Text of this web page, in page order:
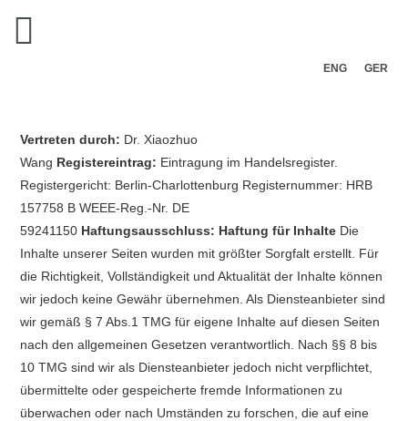
ENG GER
Vertreten durch: Dr. Xiaozhuo
Wang Registereintrag: Eintragung im Handelsregister.
Registergericht: Berlin-Charlottenburg Registernummer: HRB
157758 B WEEE-Reg.-Nr. DE
59241150 Haftungsausschluss: Haftung für Inhalte Die
Inhalte unserer Seiten wurden mit größter Sorgfalt erstellt. Für
die Richtigkeit, Vollständigkeit und Aktualität der Inhalte können
wir jedoch keine Gewähr übernehmen. Als Diensteanbieter sind
wir gemäß § 7 Abs.1 TMG für eigene Inhalte auf diesen Seiten
nach den allgemeinen Gesetzen verantwortlich. Nach §§ 8 bis
10 TMG sind wir als Diensteanbieter jedoch nicht verpflichtet,
übermittelte oder gespeicherte fremde Informationen zu
überwachen oder nach Umständen zu forschen, die auf eine